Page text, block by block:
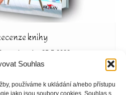
Souhlas
používáme k ukládání a/nebo přístupu
jako jsou soubory cookies. Souhlas s
knihy
25.5.2022
O čem kniha Poslední
je příběh o miliardáři
umírá. A tak se rozhodne, že